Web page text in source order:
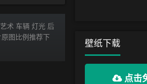
术 车辆 灯光 后
图比例推荐下
壁纸下载
点击